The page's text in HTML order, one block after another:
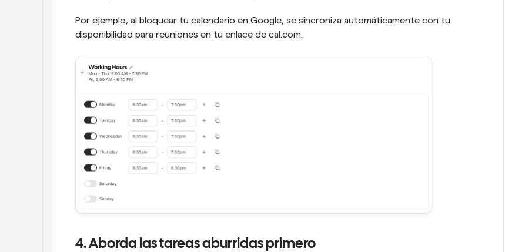
Por ejemplo, al bloquear tu calendario en Google, se sincroniza automáticamente con tu
disponibilidad para reuniones en tu enlace de cal.com.
4. Aborda las tareas aburridas primero